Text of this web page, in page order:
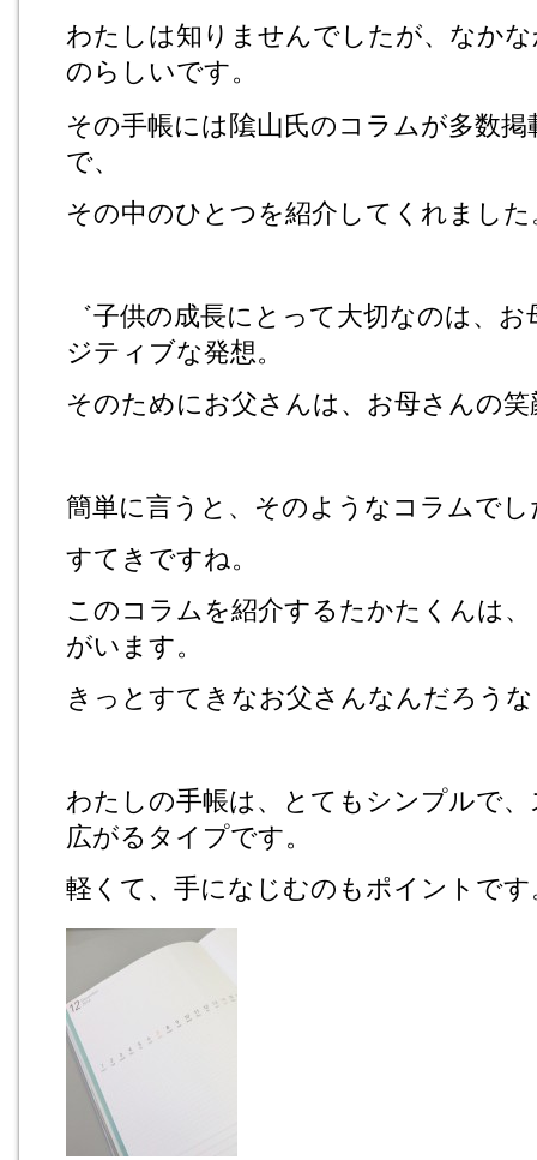
わたしは知りませんでしたが、なか
のらしいです。
その手帳には隂山氏のコラムが多数
で、
その中のひとつを紹介してくれました
゛子供の成長にとって大切なのは、
ジティブな発想。
そのためにお父さんは、お母さんの
簡単に言うと、そのようなコラムでし
すてきですね。
このコラムを紹介するたかたくんは
がいます。
きっとすてきなお父さんなんだろう
わたしの手帳は、とてもシンプルで
広がるタイプです。
軽くて、手になじむのもポイントです